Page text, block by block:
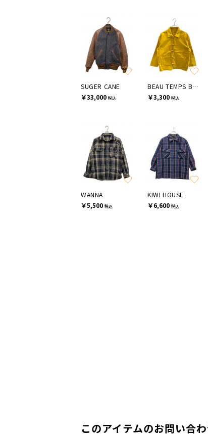
SUGER CANE
￥33,000 税込
BEAU TEMPS BELLE MER
￥3,300 税込
WANNA
￥5,500 税込
KIWI HOUSE
￥6,600 税込
このアイテムのお問い合